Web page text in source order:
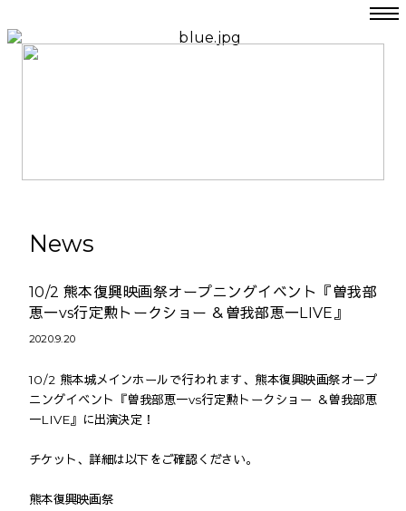
News
10/2 熊本復興映画祭オープニングイベント『曽我部
恵一vs行定勲トークショー ＆曽我部恵一LIVE』
2020.9.20
10/2 熊本城メインホールで行われます、熊本復興映画祭オープ
ニングイベント『曽我部恵一vs行定勲トークショー ＆曽我部恵
一LIVE』に出演決定！
チケット、詳細は以下をご確認ください。
熊本復興映画祭